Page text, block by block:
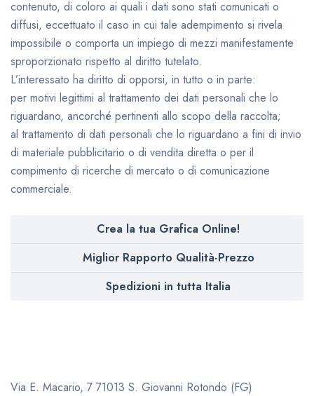
contenuto, di coloro ai quali i dati sono stati comunicati o
diffusi, eccettuato il caso in cui tale adempimento si rivela
impossibile o comporta un impiego di mezzi manifestamente
sproporzionato rispetto al diritto tutelato.
L’interessato ha diritto di opporsi, in tutto o in parte:
per motivi legittimi al trattamento dei dati personali che lo
riguardano, ancorché pertinenti allo scopo della raccolta;
al trattamento di dati personali che lo riguardano a fini di invio
di materiale pubblicitario o di vendita diretta o per il
compimento di ricerche di mercato o di comunicazione
commerciale.
Crea la tua Grafica Online!
Miglior Rapporto Qualità-Prezzo
Spedizioni in tutta Italia
Via E. Macario, 7 71013 S. Giovanni Rotondo (FG)